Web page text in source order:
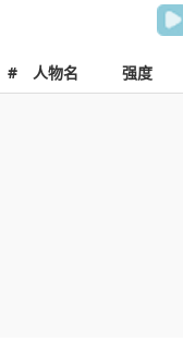
#
人物名 强度